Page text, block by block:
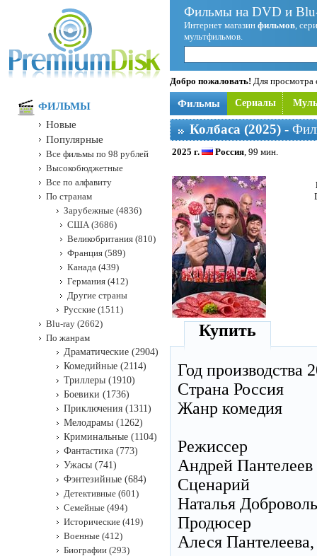
Фильмы на DVD и
Интернет магазин фильмов,
мультфильмов.
Добро пожаловать! Для просмотра
Фильмы Сериалы
Колбаса (2025) -
2025 г. Россия, 99 мин.
Купить
Год производства
Страна Россия
Жанр комедия
Режиссер
Андрей Пантелеев
Сценарий
Наталья
Продюсер
Алеся
ФИЛЬМЫ
Новые
Популярные
Все фильмы по 98 рублей
Высокобюджетные
Все по алфавиту
По странам
Зарубежные (4836)
США (3686)
Великобритания (810)
Франция (589)
Канада (439)
Германия (412)
Другие страны
Русские (1511)
Blu-ray (2662)
По жанрам
Драматические (2904)
Комедийные (2114)
Триллеры (1910)
Боевики (1736)
Приключения (1311)
Мелодрамы (1262)
Криминальные (1104)
Фантастика (773)
Ужасы (741)
Фэнтезийные (684)
Детективные (601)
Семейные (494)
Исторические (419)
Военные (412)
Биографии (293)